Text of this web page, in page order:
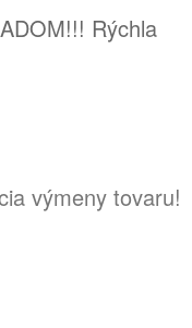
Rýchla
výmeny tovaru!